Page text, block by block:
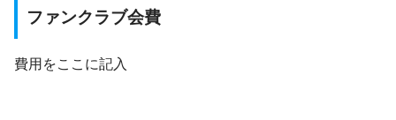
ファンクラブ会費
費用をここに記入